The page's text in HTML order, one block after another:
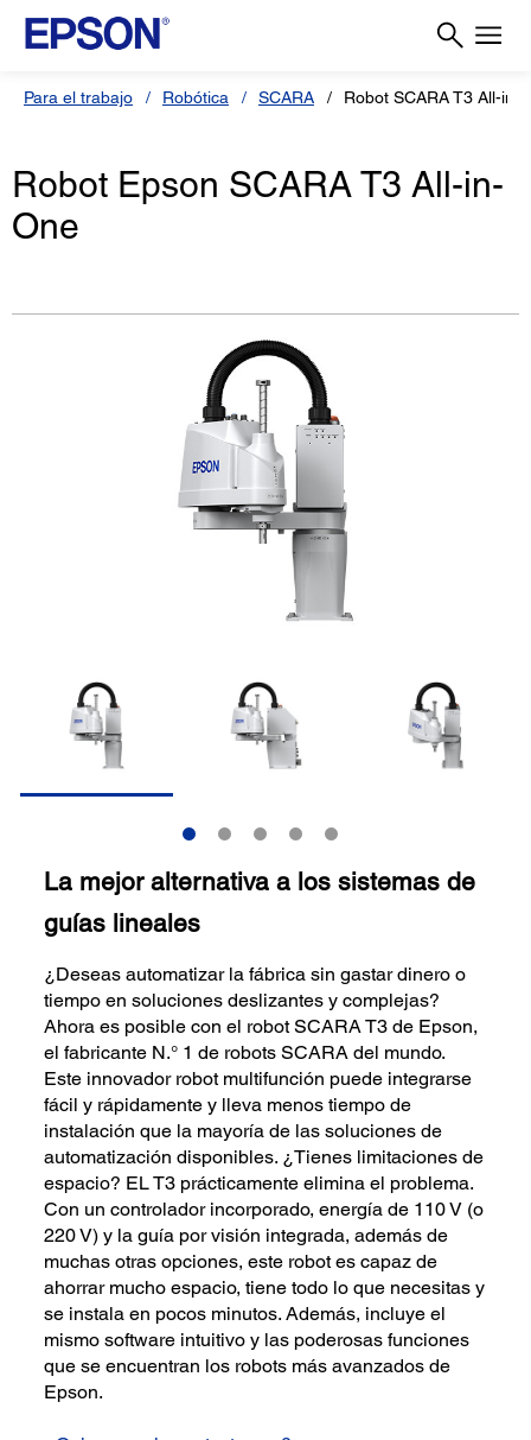
Para el trabajo Robótica SCARA Robot SCARA T3 All-in-
Robot Epson SCARA T3 All-in-
One
La mejor alternativa a los sistemas de
guías lineales
¿Deseas automatizar la fábrica sin gastar dinero o
tiempo en soluciones deslizantes y complejas?
Ahora es posible con el robot SCARA T3 de Epson,
el fabricante N.° 1 de robots SCARA del mundo.
Este innovador robot multifunción puede integrarse
fácil y rápidamente y lleva menos tiempo de
instalación que la mayoría de las soluciones de
automatización disponibles. ¿Tienes limitaciones de
espacio? EL T3 prácticamente elimina el problema.
Con un controlador incorporado, energía de 110 V (o
220 V) y la guía por visión integrada, además de
muchas otras opciones, este robot es capaz de
ahorrar mucho espacio, tiene todo lo que necesitas y
se instala en pocos minutos. Además, incluye el
mismo software intuitivo y las poderosas funciones
que se encuentran los robots más avanzados de
Epson.